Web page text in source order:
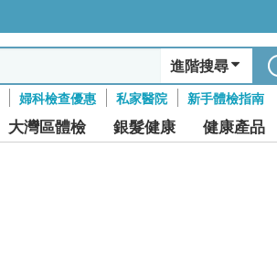
進階搜尋
婦科檢查優惠 私家醫院 新手體檢指南
大灣區體檢 銀髮健康 健康產品